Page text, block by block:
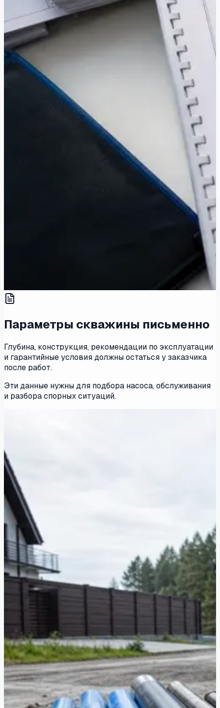
Параметры скважины письменно
Глубина, конструкция, рекомендации по эксплуатации
и гарантийные условия должны остаться у заказчика
после работ.
Эти данные нужны для подбора насоса, обслуживания
и разбора спорных ситуаций.